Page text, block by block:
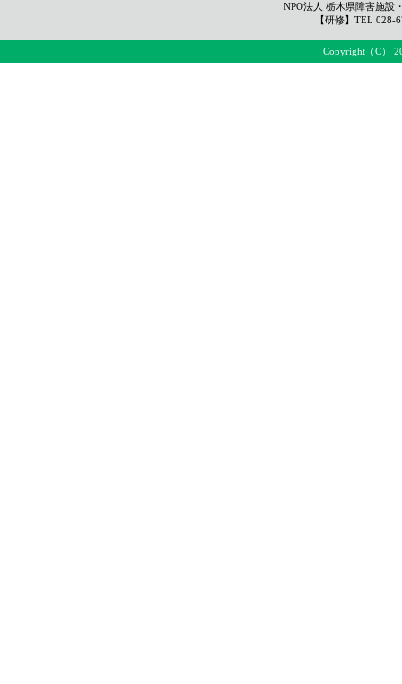
NPO法人 栃木県障害施
【研修】TEL
Copyright（C）